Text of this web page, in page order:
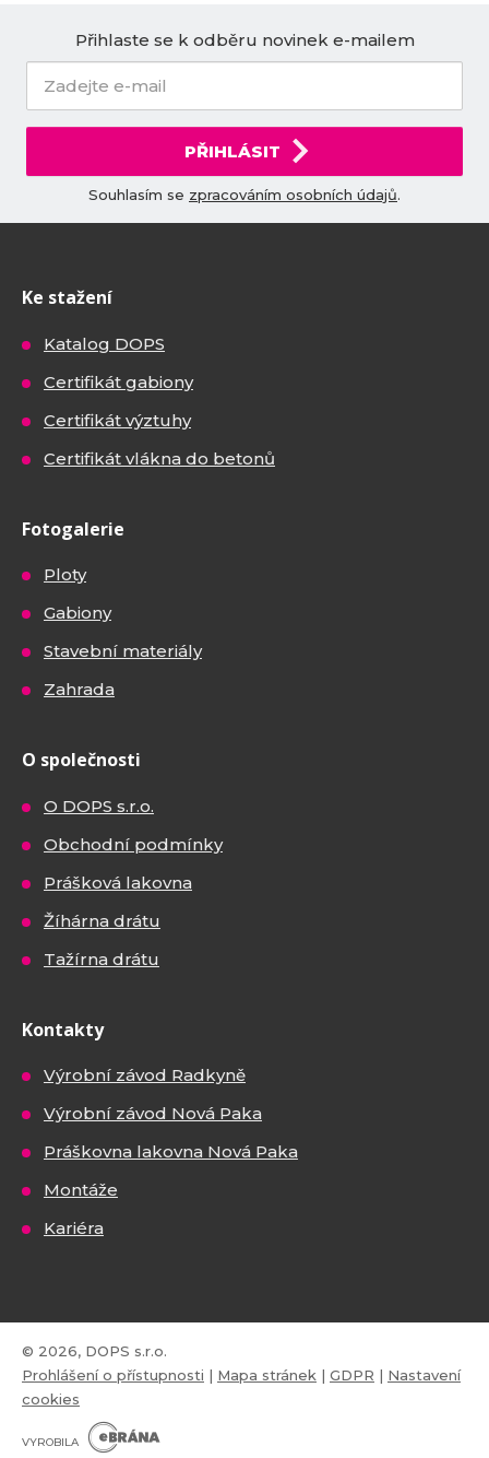
Přihlaste se k odběru novinek e-mailem
PŘIHLÁSIT
Souhlasím se zpracováním osobních údajů.
Ke stažení
Katalog DOPS
Certifikát gabiony
Certifikát výztuhy
Certifikát vlákna do betonů
Fotogalerie
Ploty
Gabiony
Stavební materiály
Zahrada
O společnosti
O DOPS s.r.o.
Obchodní podmínky
Prášková lakovna
Žíhárna drátu
Tažírna drátu
Kontakty
Výrobní závod Radkyně
Výrobní závod Nová Paka
Práškovna lakovna Nová Paka
Montáže
Kariéra
© 2026, DOPS s.r.o.
Prohlášení o přístupnosti | Mapa stránek | GDPR | Nastavení
cookies
VYROBILA
B